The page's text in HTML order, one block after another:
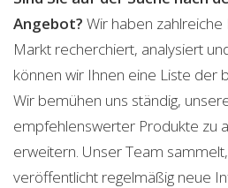
Angebot? Wir haben
Markt recherchiert, analysiert
können wir Ihnen eine Liste der
Wir bemühen uns ständig,
empfehlenswerter Produkte zu
erweitern. Unser Team
veröffentlicht regelmäßig neue